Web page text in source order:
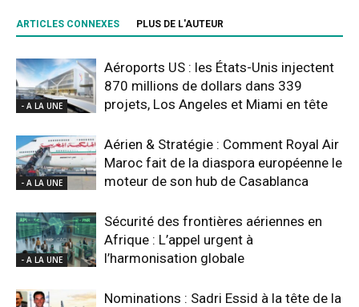
ARTICLES CONNEXES PLUS DE L'AUTEUR
- A LA UNE
Aéroports US : les États-Unis injectent
870 millions de dollars dans 339
projets, Los Angeles et Miami en tête
- A LA UNE
Aérien & Stratégie : Comment Royal Air
Maroc fait de la diaspora européenne le
moteur de son hub de Casablanca
- A LA UNE
Sécurité des frontières aériennes en
Afrique : L’appel urgent à
l’harmonisation globale
Nominations : Sadri Essid à la tête de la